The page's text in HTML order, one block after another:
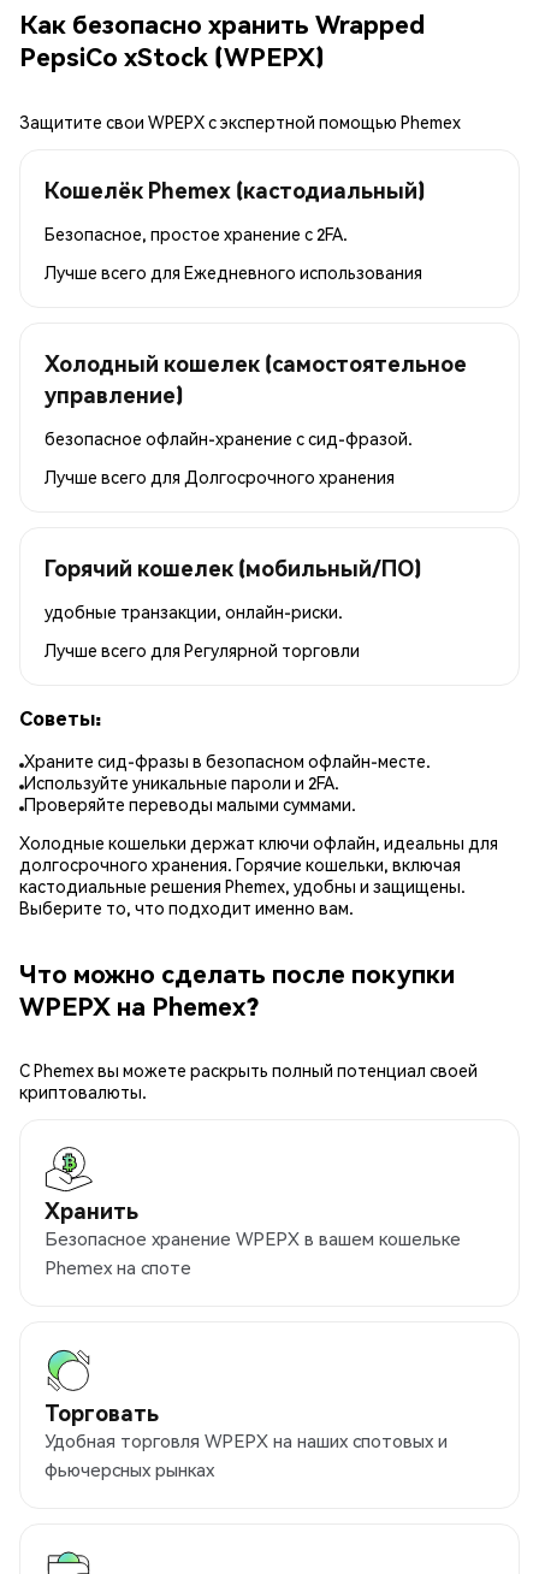
Как безопасно хранить Wrapped
PepsiCo xStock (WPEPX)
Защитите свои WPEPX с экспертной помощью Phemex
Кошелёк Phemex (кастодиальный)
Безопасное, простое хранение с 2FA.
Лучше всего для Ежедневного использования
Холодный кошелек (самостоятельное
управление)
безопасное офлайн-хранение с сид-фразой.
Лучше всего для Долгосрочного хранения
Горячий кошелек (мобильный/ПО)
удобные транзакции, онлайн-риски.
Лучше всего для Регулярной торговли
Советы:
Храните сид-фразы в безопасном офлайн-месте.
Используйте уникальные пароли и 2FA.
Проверяйте переводы малыми суммами.
Холодные кошельки держат ключи офлайн, идеальны для
долгосрочного хранения. Горячие кошельки, включая
кастодиальные решения Phemex, удобны и защищены.
Выберите то, что подходит именно вам.
Что можно сделать после покупки
WPEPX на Phemex?
С Phemex вы можете раскрыть полный потенциал своей
криптовалюты.
Хранить
Безопасное хранение WPEPX в вашем кошельке
Phemex на споте
Торговать
Удобная торговля WPEPX на наших спотовых и
фьючерсных рынках